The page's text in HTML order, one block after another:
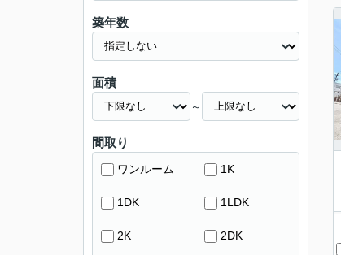
築年数
面積
～
間取り
ワンルーム 1K
1DK 1LDK
2K 2DK